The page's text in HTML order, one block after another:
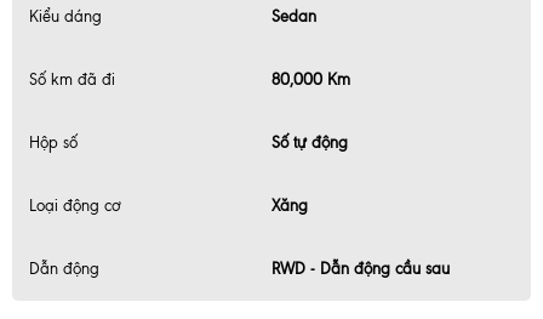
Kiểu dáng Sedan
Số km đã đi 80,000 Km
Hộp số Số tự động
Loại động cơ Xăng
Dẫn động RWD - Dẫn động cầu sau